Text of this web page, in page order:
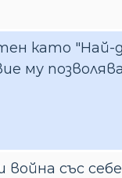
като "Най-
му
със